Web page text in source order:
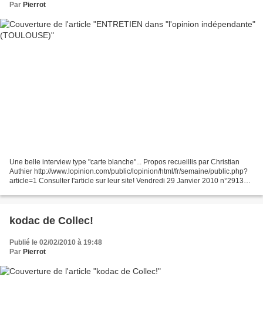
Par Pierrot
Une belle interview type "carte blanche"... Propos recueillis par Christian
Authier http://www.lopinion.com/public/lopinion/html/fr/semaine/public.php?
article=1 Consulter l'article sur leur site! Vendredi 29 Janvier 2010 n°2913
kodac de Collec!
Publié le 02/02/2010 à 19:48
Par Pierrot